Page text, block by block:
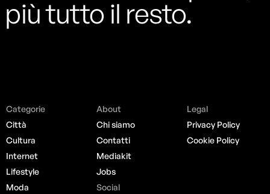
più tutto il resto.
Categorie
Città
Cultura
Internet
Lifestyle
Moda
About
Chi siamo
Contatti
Mediakit
Jobs
Social
Legal
Privacy Policy
Cookie Policy